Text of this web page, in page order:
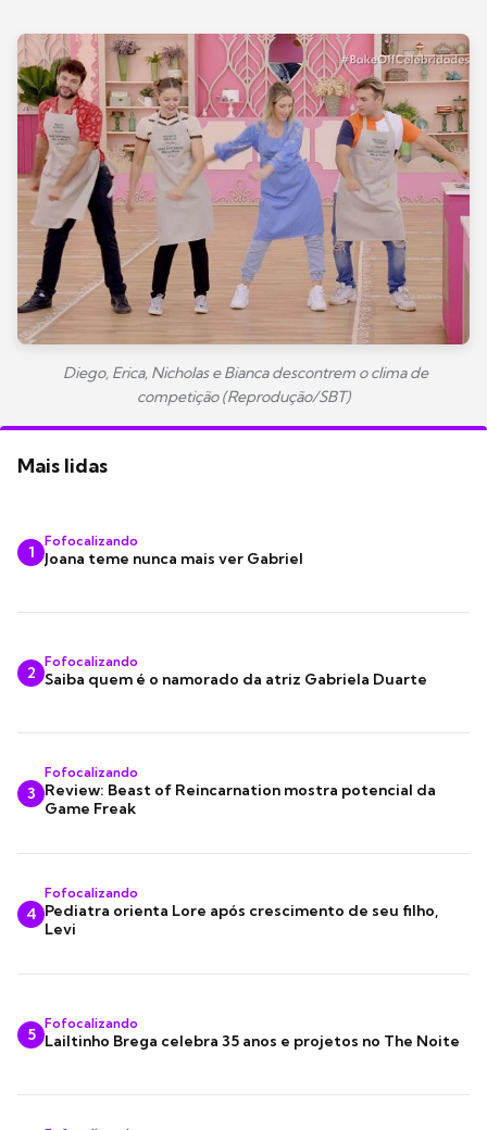
Diego, Erica, Nicholas e Bianca descontrem o clima de
competição (Reprodução/SBT)
Mais lidas
1
Fofocalizando
Joana teme nunca mais ver Gabriel
2
Fofocalizando
Saiba quem é o namorado da atriz Gabriela Duarte
3
Fofocalizando
Review: Beast of Reincarnation mostra potencial da
Game Freak
4
Fofocalizando
Pediatra orienta Lore após crescimento de seu filho,
Levi
5
Fofocalizando
Lailtinho Brega celebra 35 anos e projetos no The Noite